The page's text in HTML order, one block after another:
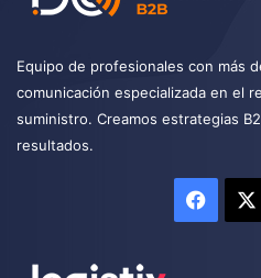
Equipo de profesionales con más
comunicación especializada en el
suministro. Creamos estrategias
resultados.